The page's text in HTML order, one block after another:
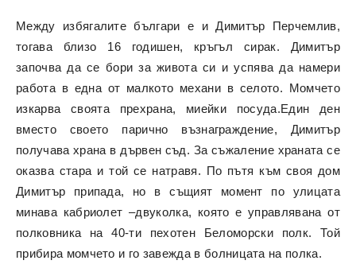
Между избягалите българи е и Димитър Перчемлив,
тогава близо 16 годишен, кръгъл сирак. Димитър
започва да се бори за живота си и успява да намери
работа в една от малкото механи в селото. Момчето
изкарва своята прехрана, миейки посуда.Един ден
вместо своето парично възнаграждение, Димитър
получава храна в дървен съд. За съжаление храната се
оказва стара и той се натравя. По пътя към своя дом
Димитър припада, но в същият момент по улицата
минава кабриолет –двуколка, която е управлявана от
полковника на 40-ти пехотен Беломорски полк. Той
прибира момчето и го завежда в болницата на полка.